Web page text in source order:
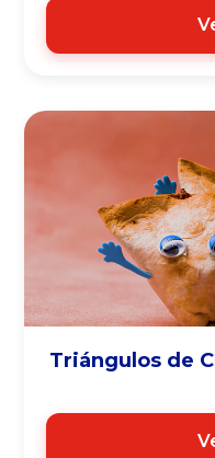
Triángulos de